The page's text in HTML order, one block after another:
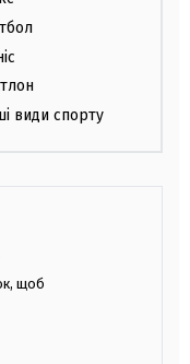
види спорту
щоб